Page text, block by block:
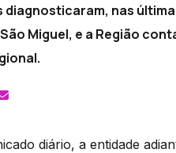
diagnosticaram, nas
Miguel, e a Região
diário, a entidade